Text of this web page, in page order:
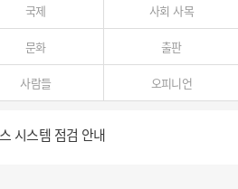
국제 사회 사목
문화 출판
사람들 오피니언
시스템 점검 안내